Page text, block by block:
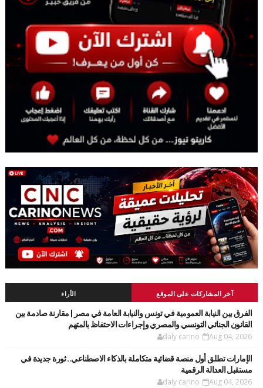
آخر المشاركات على الموقع الأراء
الفرق بين النيابة العمومية في تونس والنيابة العامة في مصر | مقارنة صادمة بين
القانون الجنائي التونسي والمصري وإجراءات الاحتفاظ بالمتهم
daly carino Aug 04, 2026
الإمارات تطلق أول منصة قضائية متكاملة بالذكاء الاصطناعي.. ثورة جديدة في
مستقبل العدالة الرقمية
daly carino Aug 04, 2026